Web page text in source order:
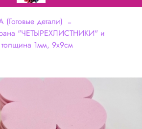
детали)
"ЧЕТЫРЕХЛИСТНИКИ" и
1мм, 9х9см